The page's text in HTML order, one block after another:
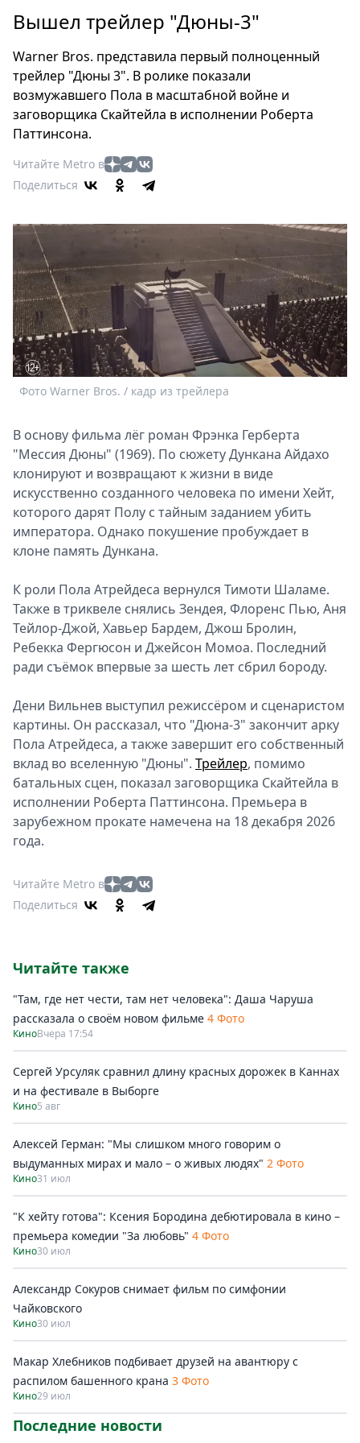
Россия
Здоровье
Еда
Туризм
Мода
Театр
Кино
Книги
Выставки
Пресс-
релизы
О
Metro
Стримы
Спецпроекты
Звезды
2026
Скачай
Metro
Вышел трейлер "Дюны-3"
Warner Bros. представила первый полноценный
трейлер "Дюны 3". В ролике показали
возмужавшего Пола в масштабной войне и
заговорщика Скайтейла в исполнении Роберта
Паттинсона.
Читайте Metro в
Поделиться
Фото Warner Bros. / кадр из трейлера
В основу фильма лёг роман Фрэнка Герберта
"Мессия Дюны" (1969). По сюжету Дункана Айдахо
клонируют и возвращают к жизни в виде
искусственно созданного человека по имени Хейт,
которого дарят Полу с тайным заданием убить
императора. Однако покушение пробуждает в
клоне память Дункана.
К роли Пола Атрейдеса вернулся Тимоти Шаламе.
Также в триквеле снялись Зендея, Флоренс Пью, Аня
Тейлор-Джой, Хавьер Бардем, Джош Бролин,
Ребекка Фергюсон и Джейсон Момоа. Последний
ради съёмок впервые за шесть лет сбрил бороду.
Дени Вильнев выступил режиссёром и сценаристом
картины. Он рассказал, что "Дюна-3" закончит арку
Пола Атрейдеса, а также завершит его собственный
вклад во вселенную "Дюны". Трейлер, помимо
батальных сцен, показал заговорщика Скайтейла в
исполнении Роберта Паттинсона. Премьера в
зарубежном прокате намечена на 18 декабря 2026
года.
Читайте Metro в
Поделиться
Читайте также
"Там, где нет чести, там нет человека": Даша Чаруша
рассказала о своём новом фильме 4 Фото
КиноВчера 17:54
Сергей Урсуляк сравнил длину красных дорожек в Каннах
и на фестивале в Выборге
Кино5 авг
Алексей Герман: "Мы слишком много говорим о
выдуманных мирах и мало – о живых людях" 2 Фото
Кино31 июл
"К хейту готова": Ксения Бородина дебютировала в кино –
премьера комедии "За любовь" 4 Фото
Кино30 июл
Александр Сокуров снимает фильм по симфонии
Чайковского
Кино30 июл
Макар Хлебников подбивает друзей на авантюру с
распилом башенного крана 3 Фото
Кино29 июл
Последние новости